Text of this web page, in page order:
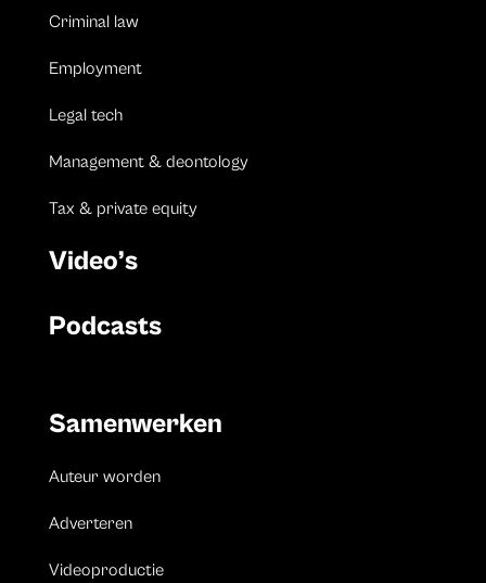
Criminal law
Employment
Legal tech
Management & deontology
Tax & private equity
Video’s
Podcasts
Samenwerken
Auteur worden
Adverteren
Videoproductie